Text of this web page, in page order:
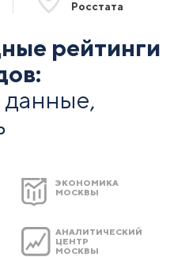
Росстата
рейтинги
данные,
ЭКОНОМИКА
МОСКВЫ
АНАЛИТИЧЕСКИЙ
ЦЕНТР
МОСКВЫ